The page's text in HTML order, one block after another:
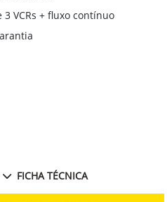
VCRs + fluxo contínuo
FICHA TÉCNICA